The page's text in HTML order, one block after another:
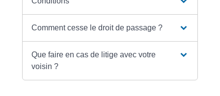
Comment cesse le droit de passage ?
Que faire en cas de litige avec votre
voisin ?